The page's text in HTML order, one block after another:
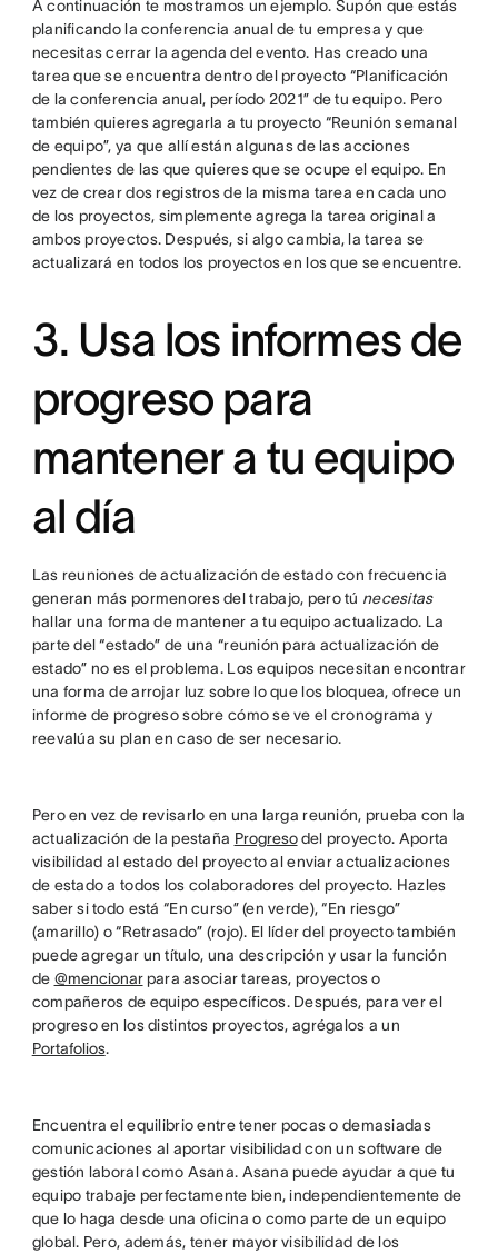
A continuación te mostramos un ejemplo. Supón que estás
planificando la conferencia anual de tu empresa y que
necesitas cerrar la agenda del evento. Has creado una
tarea que se encuentra dentro del proyecto “Planificación
de la conferencia anual, período 2021” de tu equipo. Pero
también quieres agregarla a tu proyecto “Reunión semanal
de equipo”, ya que allí están algunas de las acciones
pendientes de las que quieres que se ocupe el equipo. En
vez de crear dos registros de la misma tarea en cada uno
de los proyectos, simplemente agrega la tarea original a
ambos proyectos. Después, si algo cambia, la tarea se
actualizará en todos los proyectos en los que se encuentre.
3. Usa los informes de
progreso para
mantener a tu equipo
al día
Las reuniones de actualización de estado con frecuencia
generan más pormenores del trabajo, pero tú necesitas
hallar una forma de mantener a tu equipo actualizado. La
parte del “estado” de una “reunión para actualización de
estado” no es el problema. Los equipos necesitan encontrar
una forma de arrojar luz sobre lo que los bloquea, ofrece un
informe de progreso sobre cómo se ve el cronograma y
reevalúa su plan en caso de ser necesario.
Pero en vez de revisarlo en una larga reunión, prueba con la
actualización de la pestaña Progresodel proyecto. Aporta
visibilidad al estado del proyecto al enviar actualizaciones
de estado a todos los colaboradores del proyecto. Hazles
saber si todo está “En curso” (en verde), “En riesgo”
(amarillo) o “Retrasado” (rojo). El líder del proyecto también
puede agregar un título, una descripción y usar la función
de @mencionarpara asociar tareas, proyectos o
compañeros de equipo específicos. Después, para ver el
progreso en los distintos proyectos, agrégalos a un
Portafolios.
Encuentra el equilibrio entre tener pocas o demasiadas
comunicaciones al aportar visibilidad con un software de
gestión laboral como Asana. Asana puede ayudar a que tu
equipo trabaje perfectamente bien, independientemente de
que lo haga desde una oficina o como parte de un equipo
global. Pero, además, tener mayor visibilidad de los